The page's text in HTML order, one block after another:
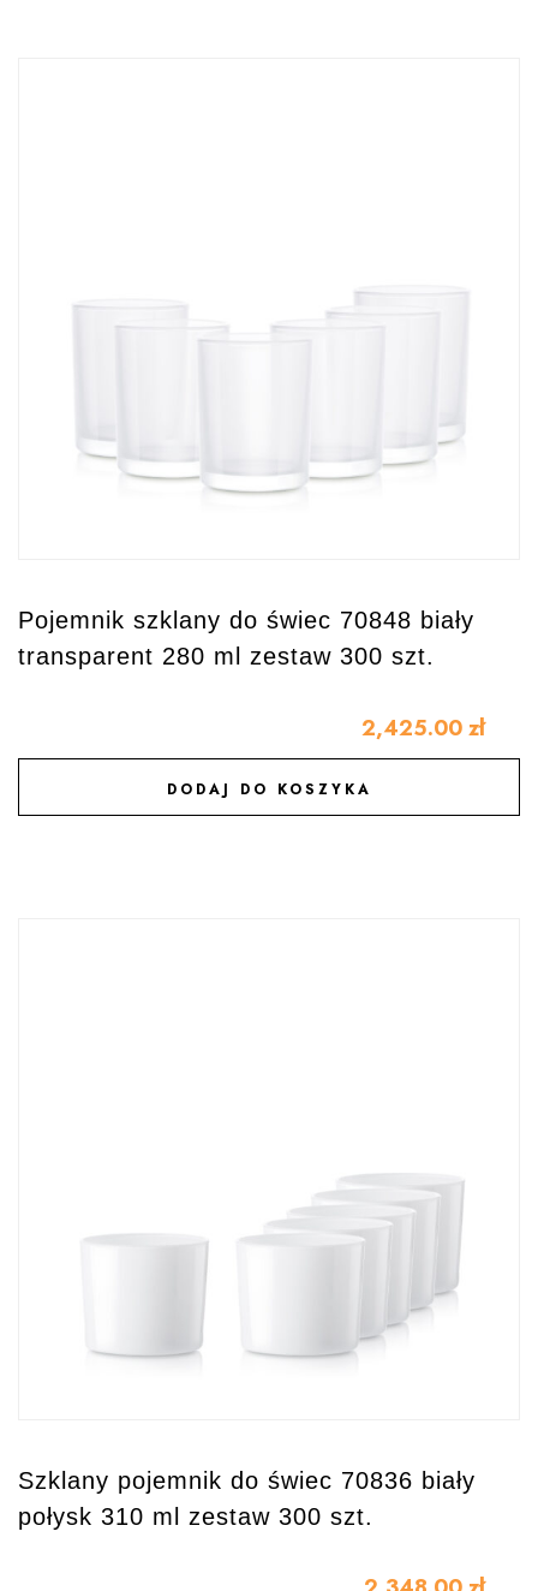
Pojemnik szklany do świec 70848 biały
transparent 280 ml zestaw 300 szt.
2,425.00 zł
DODAJ DO KOSZYKA
DODAJ DO ULUBIONYCH
Szklany pojemnik do świec 70836 biały
połysk 310 ml zestaw 300 szt.